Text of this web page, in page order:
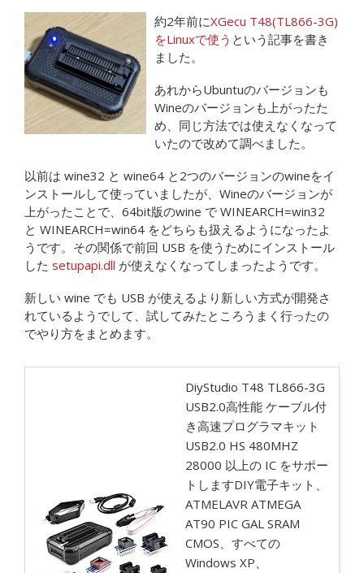
約2年前にXGecu T48(TL866-3G)
をLinuxで使う という記事を書き
ました。
あれからUbuntuのバージョンも
Wineのバージョンも上がったた
め、同じ方法では使えなくなって
いたので改めて調べました。
以前は wine32 と wine64 と2つのバージョンのwineをイ
ンストールして使っていましたが、Wineのバージョンが
上がったことで、64bit版のwine で WINEARCH=win32
と WINEARCH=win64 をどちらも扱えるようになったよ
うです。その関係で前回 USB を使うためにインストール
した setupapi.dll が使えなくなってしまったようです。
新しい wine でも USB が使えるより新しい方式が開発さ
れているようでして、試してみたところうまく行ったの
でやり方をまとめます。
DiyStudio T48 TL866-3G
USB2.0高性能 ケーブル付
き高速プログラマキット
USB2.0 HS 480MHZ
28000 以上の IC をサポー
トしますDIY電子キット、
ATMELAVR ATMEGA
AT90 PIC GAL SRAM
CMOS、すべての
Windows XP、